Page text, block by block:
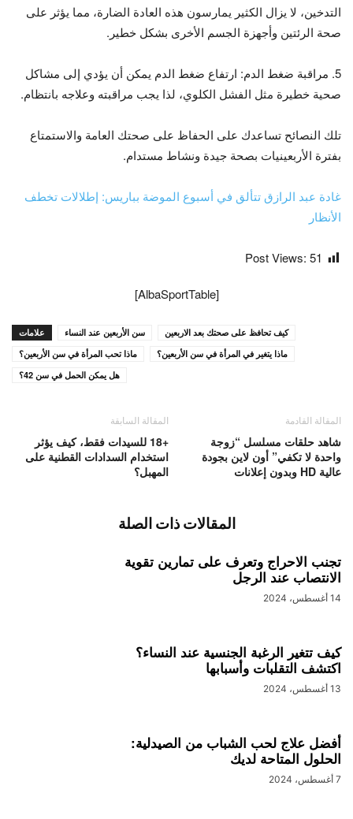
التدخين، لا يزال الكثير يمارسون هذه العادة الضارة، مما يؤثر على
صحة الرئتين وأجهزة الجسم الأخرى بشكل خطير.
5. مراقبة ضغط الدم: ارتفاع ضغط الدم يمكن أن يؤدي إلى مشاكل
صحية خطيرة مثل الفشل الكلوي، لذا يجب مراقبته وعلاجه بانتظام.
تلك النصائح تساعدك على الحفاظ على صحتك العامة والاستمتاع
بفترة الأربعينيات بصحة جيدة ونشاط مستدام.
غادة عبد الرازق تتألق في أسبوع الموضة بباريس: إطلالات تخطف
الأنظار
Post Views: 51
[AlbaSportTable]
علامات سن الأربعين عند النساء
كيف تحافظ على صحتك بعد الاربعين
ماذا تحب المرأة في سن الأربعين؟
ماذا يتغير في المرأة في سن الأربعين؟
هل يمكن الحمل في سن 42؟
المقالة السابقة
+18 للسيدات فقط، كيف يؤثر
استخدام السدادات القطنية على
المهبل؟
المقالة القادمة
شاهد حلقات مسلسل “زوجة
واحدة لا تكفي” أون لاين بجودة
عالية HD وبدون إعلانات
المقالات ذات الصلة
تجنب الاحراج وتعرف على تمارين تقوية
الانتصاب عند الرجل
14 أغسطس، 2024
كيف تتغير الرغبة الجنسية عند النساء؟
اكتشف التقلبات وأسبابها
13 أغسطس، 2024
أفضل علاج لحب الشباب من الصيدلية:
الحلول المتاحة لديك
7 أغسطس، 2024